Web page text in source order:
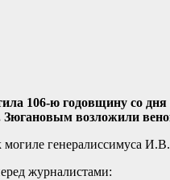
106-ю годовщину со
возложили
генералиссимуса
журналистами: